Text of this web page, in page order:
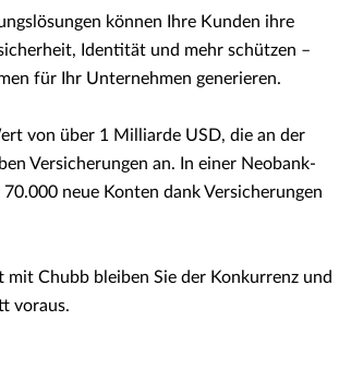
können Ihre Kunden ihre
Identität und mehr schützen –
für Ihr Unternehmen generieren.
von über 1 Milliarde USD, die an der
Versicherungen an. In einer Neobank-
neue Konten dank Versicherungen
Chubb bleiben Sie der Konkurrenz und
voraus.